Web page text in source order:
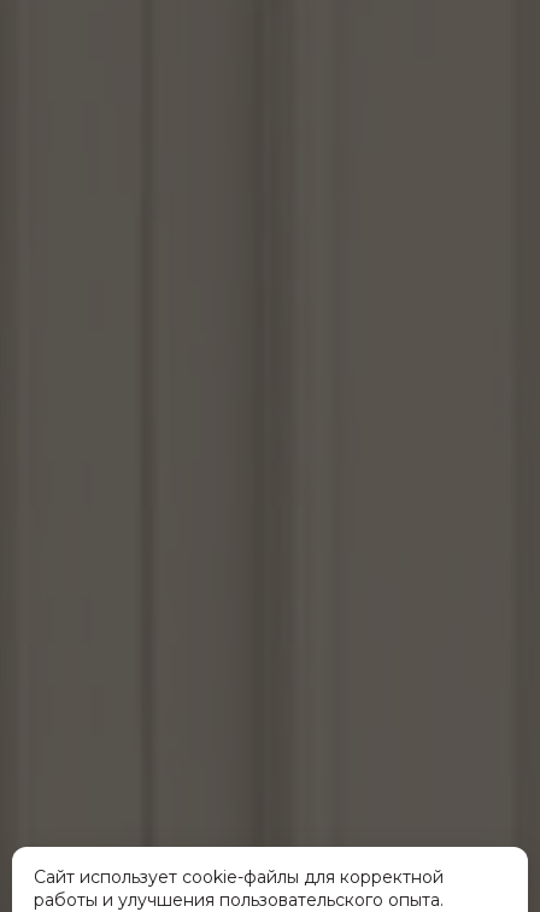
Сайт использует cookie-файлы для корректной
работы и улучшения пользовательского опыта.